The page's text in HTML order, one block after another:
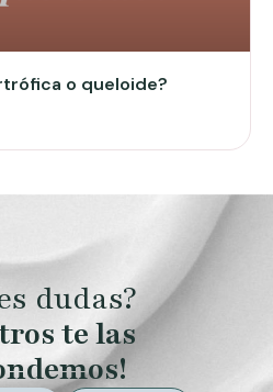
o queloide?
dudas?
te las